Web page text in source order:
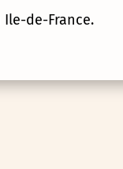
de-France.